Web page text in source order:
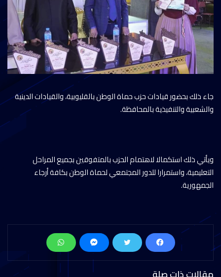
جاء ذلك بحضور قيادات حزب حماة الوطن بالقليوبية، والقيادات الدينية
والشعبية والتنفيذية بالمحافظة.
ويأتي ذلك استكمالا لاهتمام الحزب بالمتفوقين بجميع المراحل
التعليمية، واستمرارا للدور المجتمعي لحماة الوطن بكافة أرجاء
الجمهورية.